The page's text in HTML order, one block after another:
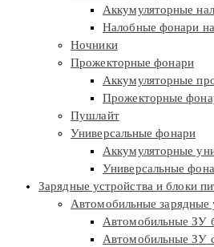
Аккумуляторные
Налобные фонари
Ночники
Прожекторные фонари
Аккумуляторные
Прожекторные
Пушлайт
Универсальные фонари
Аккумуляторные
Универсальные
Зарядные устройства и блоки
Автомобильные зарядные
Автомобильные ЗУ
Автомобильные ЗУ